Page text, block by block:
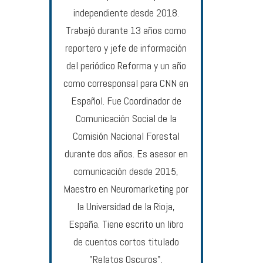
independiente desde 2018.
Trabajó durante 13 años como
reportero y jefe de información
del periódico Reforma y un año
como corresponsal para CNN en
Español. Fue Coordinador de
Comunicación Social de la
Comisión Nacional Forestal
durante dos años. Es asesor en
comunicación desde 2015,
Maestro en Neuromarketing por
la Universidad de la Rioja,
España. Tiene escrito un libro
de cuentos cortos titulado
"Relatos Oscuros".